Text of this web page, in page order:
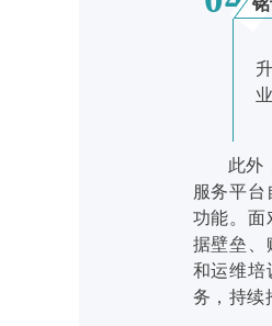
此外
服务平
功能。面
据壁垒、
和运维培
务，持续